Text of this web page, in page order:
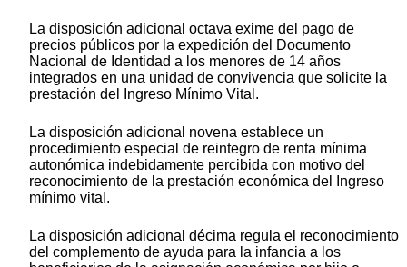
La disposición adicional octava exime del pago de
precios públicos por la expedición del Documento
Nacional de Identidad a los menores de 14 años
integrados en una unidad de convivencia que solicite la
prestación del Ingreso Mínimo Vital.
La disposición adicional novena establece un
procedimiento especial de reintegro de renta mínima
autonómica indebidamente percibida con motivo del
reconocimiento de la prestación económica del Ingreso
mínimo vital.
La disposición adicional décima regula el reconocimiento
del complemento de ayuda para la infancia a los